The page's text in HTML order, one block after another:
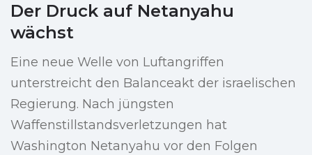
Der Druck auf Netanyahu
wächst
Eine neue Welle von Luftangriffen
unterstreicht den Balanceakt der israelischen
Regierung. Nach jüngsten
Waffenstillstandsverletzungen hat
Washington Netanyahu vor den Folgen